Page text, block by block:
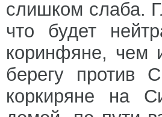
слишком слаба.
что будет
коринфяне, чем
берегу против
коркиряне на